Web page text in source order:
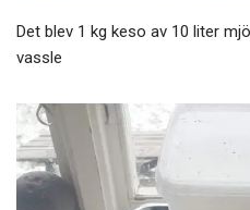
Det blev 1 kg keso av 10 liter
vassle